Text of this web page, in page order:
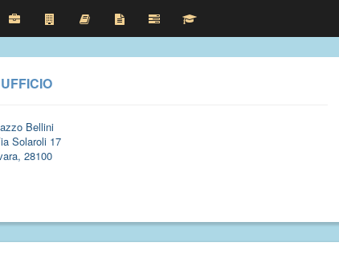
UFFICIO
Bellini
Solaroli 17
28100